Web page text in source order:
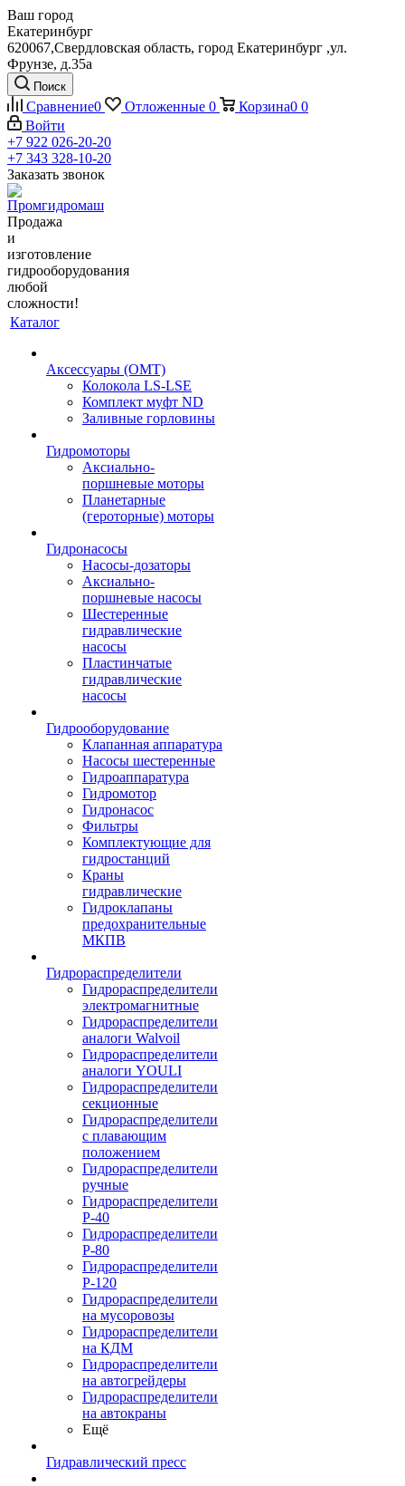
Ваш город
Екатеринбург
620067,Свердловская область, город Екатеринбург ,ул.
Фрунзе, д.35а
Поиск
Сравнение0 Отложенные 0 Корзина0 0
Войти
+7 922 026-20-20
+7 343 328-10-20
Заказать звонок
Продажа
и
изготовление
гидрооборудования
любой
сложности!
Каталог
Аксессуары (OMT)
Колокола LS-LSE
Комплект муфт ND
Заливные горловины
Гидромоторы
Аксиально-
поршневые моторы
Планетарные
(героторные) моторы
Гидронасосы
Насосы-дозаторы
Аксиально-
поршневые насосы
Шестеренные
гидравлические
насосы
Пластинчатые
гидравлические
насосы
Гидрооборудование
Клапанная аппаратура
Насосы шестеренные
Гидроаппаратура
Гидромотор
Гидронасос
Фильтры
Комплектующие для
гидростанций
Краны
гидравлические
Гидроклапаны
предохранительные
МКПВ
Гидрораспределители
Гидрораспределители
электромагнитные
Гидрораспределители
аналоги Walvoil
Гидрораспределители
аналоги YOULI
Гидрораспределители
секционные
Гидрораспределители
с плавающим
положением
Гидрораспределители
ручные
Гидрораспределители
Р-40
Гидрораспределители
Р-80
Гидрораспределители
Р-120
Гидрораспределители
на мусоровозы
Гидрораспределители
на КДМ
Гидрораспределители
на автогрейдеры
Гидрораспределители
на автокраны
Ещё
Гидравлический пресс